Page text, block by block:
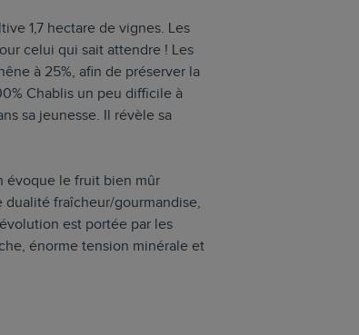
1,7 hectare de vignes. Les
celui qui sait attendre ! Les
à 25%, afin de préserver la
Chablis un peu difficile à
sa jeunesse. Il révèle sa
évoque le fruit bien mûr
fraîcheur/gourmandise,
est portée par les
énorme tension minérale et